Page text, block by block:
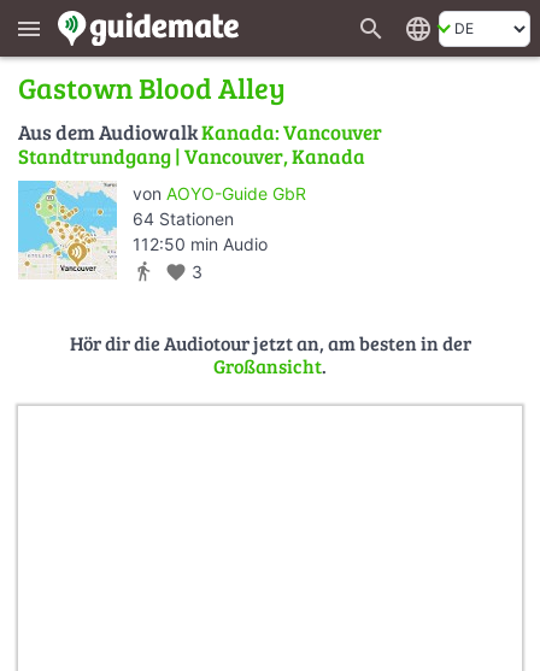
menu search language
Gastown Blood Alley
Aus dem AudiowalkKanada: Vancouver
Standtrundgang | Vancouver, Kanada
von AOYO-Guide GbR
64 Stationen
112:50 min Audio
directions_walk favorite 3
Hör dir die Audiotour jetzt an, am besten in der
Großansicht.